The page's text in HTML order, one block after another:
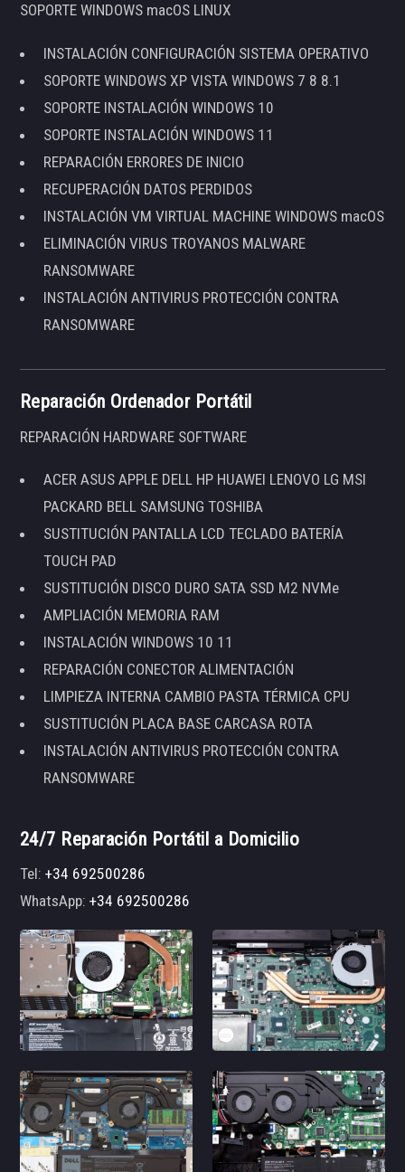
SOPORTE WINDOWS macOS LINUX
INSTALACIÓN CONFIGURACIÓN SISTEMA OPERATIVO
SOPORTE WINDOWS XP VISTA WINDOWS 7 8 8.1
SOPORTE INSTALACIÓN WINDOWS 10
SOPORTE INSTALACIÓN WINDOWS 11
REPARACIÓN ERRORES DE INICIO
RECUPERACIÓN DATOS PERDIDOS
INSTALACIÓN VM VIRTUAL MACHINE WINDOWS macOS
ELIMINACIÓN VIRUS TROYANOS MALWARE
RANSOMWARE
INSTALACIÓN ANTIVIRUS PROTECCIÓN CONTRA
RANSOMWARE
Reparación Ordenador Portátil
REPARACIÓN HARDWARE SOFTWARE
ACER ASUS APPLE DELL HP HUAWEI LENOVO LG MSI
PACKARD BELL SAMSUNG TOSHIBA
SUSTITUCIÓN PANTALLA LCD TECLADO BATERÍA
TOUCH PAD
SUSTITUCIÓN DISCO DURO SATA SSD M2 NVMe
AMPLIACIÓN MEMORIA RAM
INSTALACIÓN WINDOWS 10 11
REPARACIÓN CONECTOR ALIMENTACIÓN
LIMPIEZA INTERNA CAMBIO PASTA TÉRMICA CPU
SUSTITUCIÓN PLACA BASE CARCASA ROTA
INSTALACIÓN ANTIVIRUS PROTECCIÓN CONTRA
RANSOMWARE
24/7 Reparación Portátil a Domicilio
Tel:+34 692500286
WhatsApp:+34 692500286